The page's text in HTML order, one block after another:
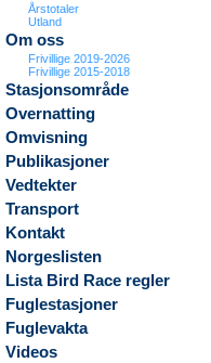
Årstotaler
Utland
Om oss
Frivillige 2019-2026
Frivillige 2015-2018
Stasjonsområde
Overnatting
Omvisning
Publikasjoner
Vedtekter
Transport
Kontakt
Norgeslisten
Lista Bird Race regler
Fuglestasjoner
Fuglevakta
Videos